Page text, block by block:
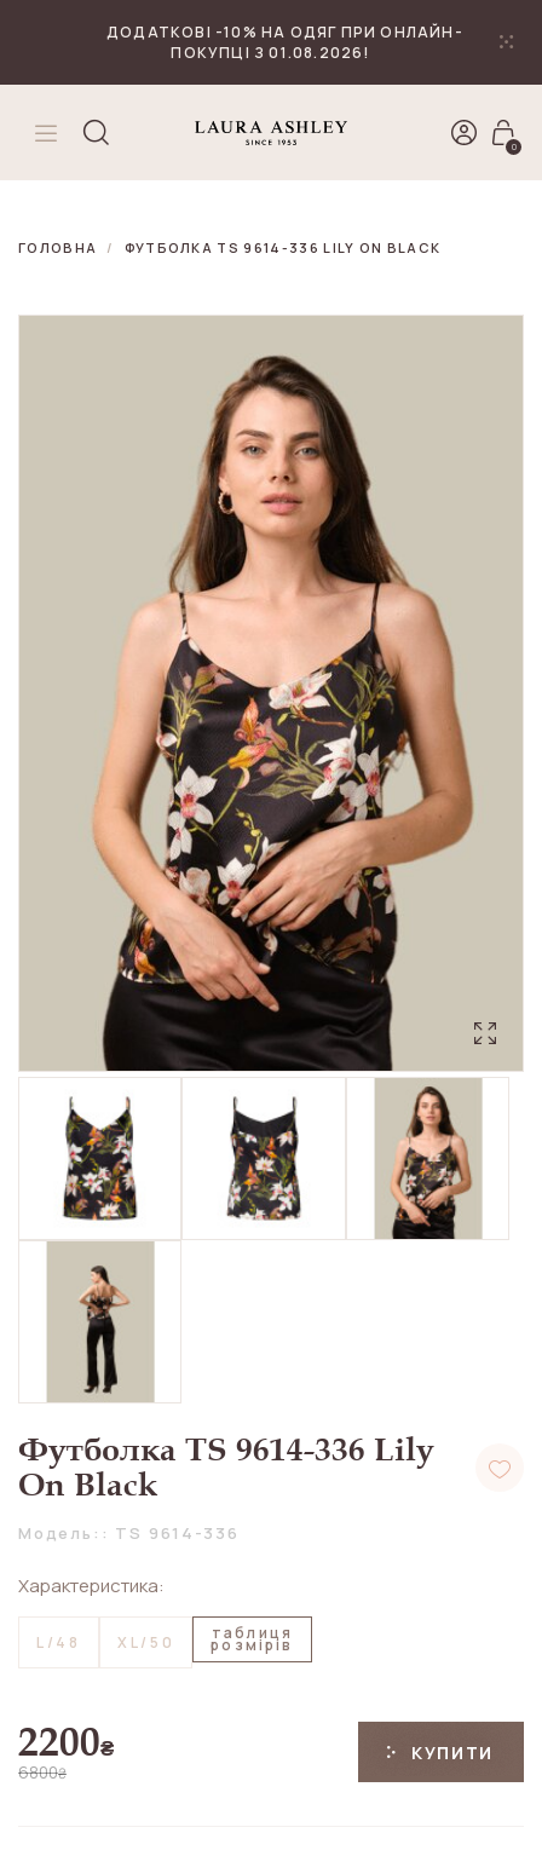
ДОДАТКОВІ -10% НА ОДЯГ ПРИ ОНЛАЙН-
ПОКУПЦІ З 01.08.2026!
0
ГОЛОВНА ФУТБОЛКА TS 9614-336 LILY ON BLACK
Футболка TS 9614-336 Lily
On Black
Модель:: TS 9614-336
Характеристика:
L/48 XL/50 таблиця
розмірів
2200₴
6800₴
КУПИТИ